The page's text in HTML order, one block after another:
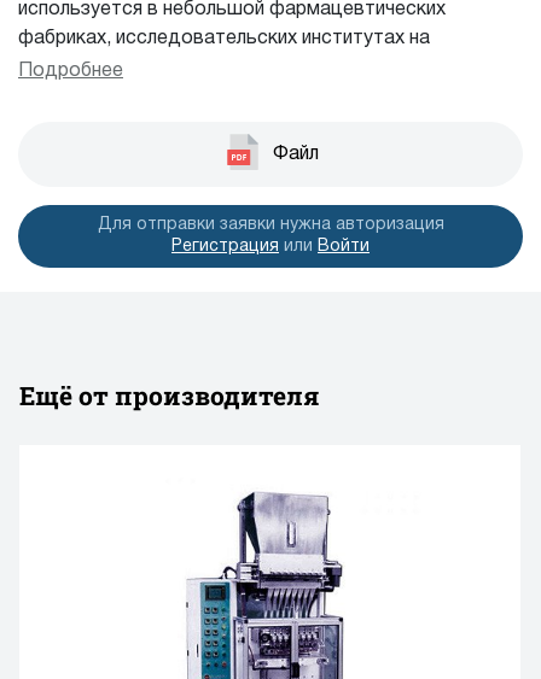
используется в небольшой фармацевтических
фабриках, исследовательских институтах на
фармацевтических заводах, для упаковки товаров
Подробнее
Файл
Для отправки заявки нужна авторизация
Регистрация или Войти
Ещё от производителя